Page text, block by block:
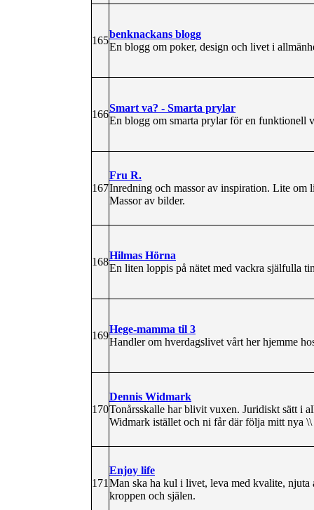
165
benknackans blogg
En blogg om poker, design och livet i
166
Smart va? - Smarta prylar
En blogg om smarta prylar för en funktionell
167
Fru R.
Inredning och massor av inspiration. Lite om
Massor av bilder.
168
Hilmas Hörna
En liten loppis på nätet med vackra själfulla
169
Hege-mamma til 3
Handler om hverdagslivet vårt her hjemme
170
Dennis Widmark
Tonårsskalle har blivit vuxen. Juridiskt sätt i
Widmark istället och ni får där följa mitt nya \\
171
Enjoy life
Man ska ha kul i livet, leva med kvalite, njuta
kroppen och själen.